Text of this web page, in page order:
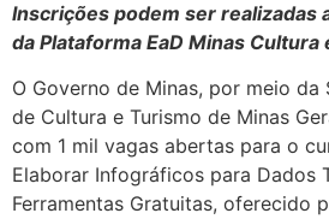
Inscrições podem ser realizadas
da Plataforma EaD Minas Cultura
O Governo de Minas, por meio da
de Cultura e Turismo de Minas
com 1 mil vagas abertas para o
Elaborar Infográficos para Dados
Ferramentas Gratuitas, oferecido